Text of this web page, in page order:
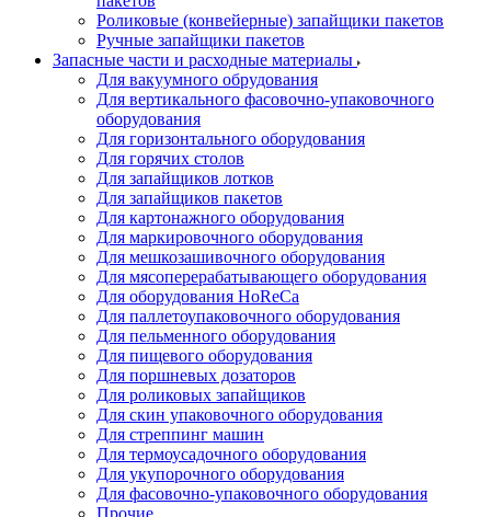
Роликовые (конвейерные) запайщики пакетов
Ручные запайщики пакетов
Запасные части и расходные материалы
Для вакуумного обрудования
Для вертикального фасовочно-упаковочного
оборудования
Для горизонтального оборудования
Для горячих столов
Для запайщиков лотков
Для запайщиков пакетов
Для картонажного оборудования
Для маркировочного оборудования
Для мешкозашивочного оборудования
Для мясоперерабатывающего оборудования
Для оборудования HoReCa
Для паллетоупаковочного оборудования
Для пельменного оборудования
Для пищевого оборудования
Для поршневых дозаторов
Для роликовых запайщиков
Для скин упаковочного оборудования
Для стреппинг машин
Для термоусадочного оборудования
Для укупорочного оборудования
Для фасовочно-упаковочного оборудования
Прочие